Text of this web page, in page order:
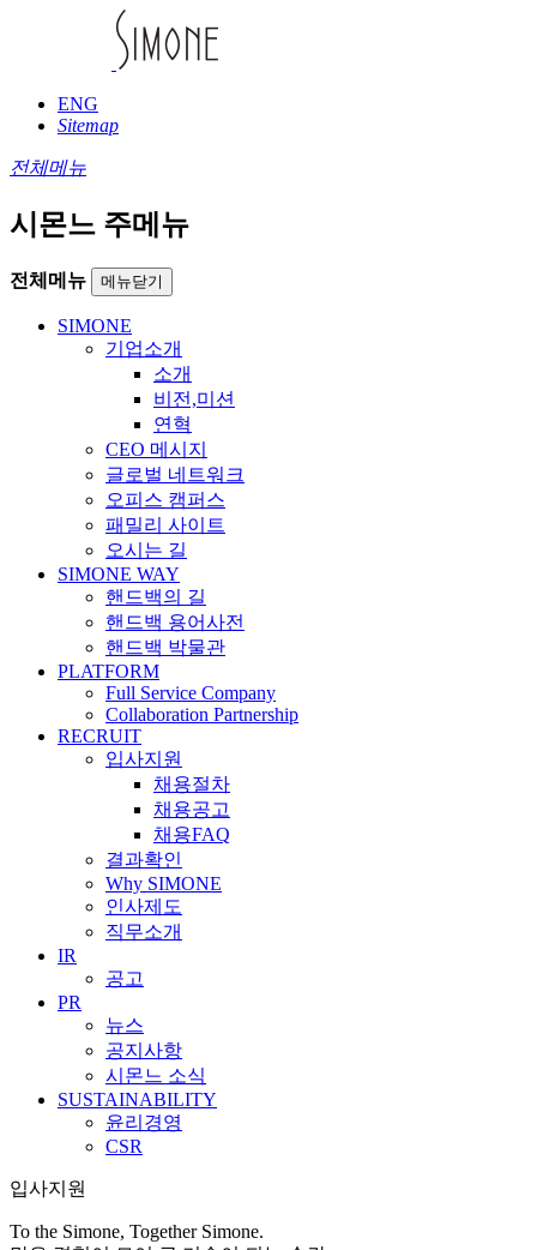
ENG
Sitemap
전체메뉴
시몬느 주메뉴
전체메뉴 메뉴닫기
SIMONE
기업소개
소개
비전,미션
연혁
CEO 메시지
글로벌 네트워크
오피스 캠퍼스
패밀리 사이트
오시는 길
SIMONE WAY
핸드백의 길
핸드백 용어사전
핸드백 박물관
PLATFORM
Full Service Company
Collaboration Partnership
RECRUIT
입사지원
채용절차
채용공고
채용FAQ
결과확인
Why SIMONE
인사제도
직무소개
IR
공고
PR
뉴스
공지사항
시몬느 소식
SUSTAINABILITY
윤리경영
CSR
입사지원
To the Simone, Together Simone.